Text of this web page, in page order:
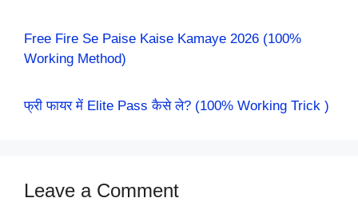
Free Fire Se Paise Kaise Kamaye 2026 (100%
Working Method)
फ्री फायर में Elite Pass कैसे ले? (100% Working Trick )
Leave a Comment